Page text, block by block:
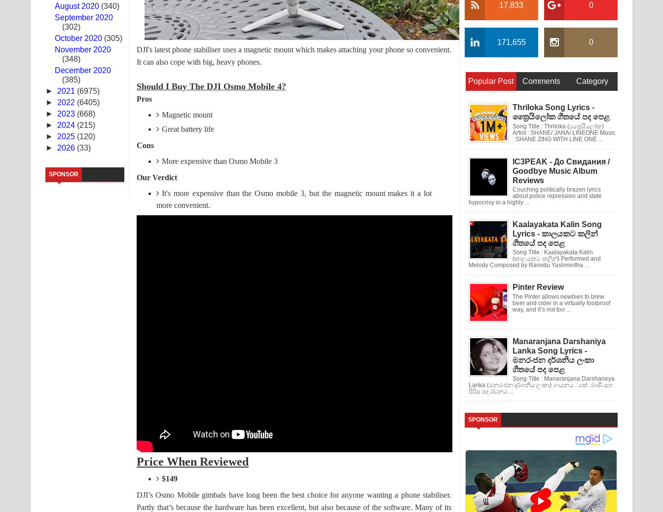
Ras Balan Song Lyrics - රැස් බලන් ගීතයේ පද පෙළ
Hoda sihiyen Song Lyrics - හොද සිහියෙන් ගීතයේ පද පෙළ
Awanken Song Lyrics - අවංකෙන් ගීතයේ පද පෙළ
Pemwanthiye Song Lyrics - පෙම්වන්තියේ ගීතයේ පද පෙළ
Manobhawa Song Lyrics - මනෝභව ගීතයේ පද පෙළ
Akahe Indala Song Lyrics - ආකාහේ ඉඳලා ගීතයේ පද පෙළ
Raawaya Song Lyrics - රාවය ගීතයේ පද පෙළ
Saddeta Denna Song Lyrics - සද්දෙට දෙන්න ගීතයේ පද පෙළ
Kaalaya Song Lyrics - කාලය ගීතයේ පද පෙළ
August 2020 (340)
September 2020
(302)
October 2020 (305)
November 2020
(348)
December 2020
(385)
► 2021 (6975)
► 2022 (6405)
► 2023 (668)
► 2024 (215)
► 2025 (120)
► 2026 (33)
SPONSOR
DJI's latest phone stabiliser uses a magnetic mount which makes attaching your phone so convenient.
It can also cope with big, heavy phones.
Should I Buy The DJI Osmo Mobile 4?
Pros
Magnetic mount
Great battery life
Cons
More expensive than Osmo Mobile 3
Our Verdict
It's more expensive than the Osmo mobile 3, but the magnetic mount makes it a lot
more convenient.
Price When Reviewed
$149
DJI’s Osmo Mobile gimbals have long been the best choice for anyone wanting a phone stabiliser.
Partly that’s because the hardware has been excellent, but also because of the software. Many of its
17,833 0
171,655 0
Popular Post Comments Category
Thriloka Song Lyrics -
ත්‍රෛයිලෝක ගීතයේ පද පෙළ
Song Title : Thriloka (ත්‍රෛයිලෝක)
Artist : SHANE/ JANA/ LINEONE Music
: SHANE ZING WITH LINE ONE ...
IC3PEAK - До Свидания /
Goodbye Music Album
Reviews
Couching politically brazen lyrics
about police repression and state
hypocrisy in a highly ...
Kaalayakata Kalin Song
Lyrics - කාලයකට කලින්
ගීතයේ පද පෙළ
Song Title : Kaalayakata Kalin
(කාලයකට කලින්) Performed and
Melody Composed by Ramidu Yashmintha ...
Pinter Review
The Pinter allows newbies to brew
beer and cider in a virtually foolproof
way, and it’s not too ...
Manaranjana Darshaniya
Lanka Song Lyrics -
මනරංජන දර්ශනීය ලංකා
ගීතයේ පද පෙළ
Song Title : Manaranjana Darshaneya
Lanka (මනරංජන දර්ශනීය ලංකා) ගායනය : කේ. රාණි සහ
පිරිස පද රචනය ...
SPONSOR